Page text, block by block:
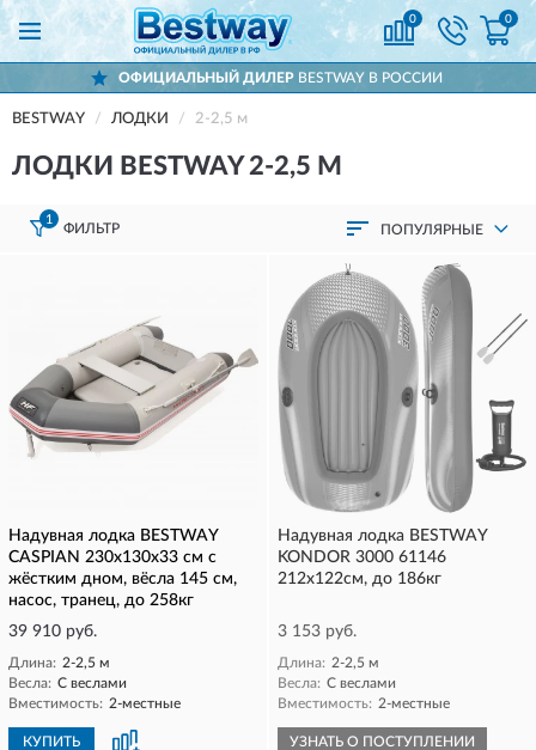
0 0
ОФИЦИАЛЬНЫЙ ДИЛЕР BESTWAY В РОССИИ
BESTWAY ЛОДКИ 2-2,5 м
ЛОДКИ BESTWAY 2-2,5 М
1
ФИЛЬТР ПОПУЛЯРНЫЕ
Надувная лодка BESTWAY
CASPIAN 230х130х33 см с
жёстким дном, вёсла 145 см,
насос, транец, до 258кг
39 910 руб.
Длина: 2-2,5 м
Весла: С веслами
Вместимость: 2-местные
КУПИТЬ
Надувная лодка BESTWAY
KONDOR 3000 61146
212х122см, до 186кг
3 153 руб.
Длина: 2-2,5 м
Весла: С веслами
Вместимость: 2-местные
УЗНАТЬ О ПОСТУПЛЕНИИ